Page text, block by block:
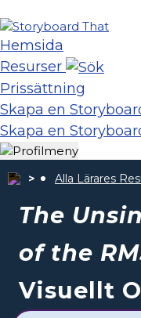
Hemsida
Resurser
Prissättning
Skapa en
Skapa en
Alla Lärares
The
of the
Visuellt